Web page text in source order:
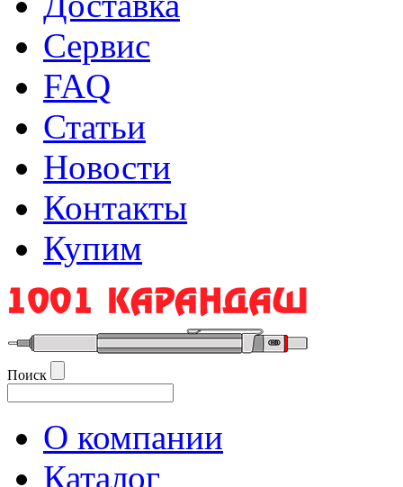
Сервис
FAQ
Статьи
Новости
Контакты
Купим
Поиск
О компании
Каталог